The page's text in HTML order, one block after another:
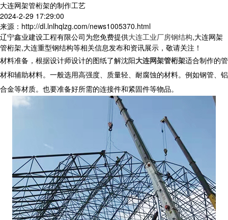
大连网架管桁架的制作工艺
2024-2-29 17:29:00
来源：http://dl.lnlhqlzg.com/news1005370.html
辽宁鑫业建设工程有限公司为您免费提供大连工业厂房钢结构,大连网架
管桁架,大连重型钢结构等相关信息发布和资讯展示，敬请关注！
材料准备，根据设计师设计的图纸了解沈阳大连网架管桁架适合制作的管
材和辅助材料。一般选用高强度、质量轻、耐腐蚀的材料。例如钢管、铝
合金等材质。也要准备好所需的连接件和紧固件等物品。